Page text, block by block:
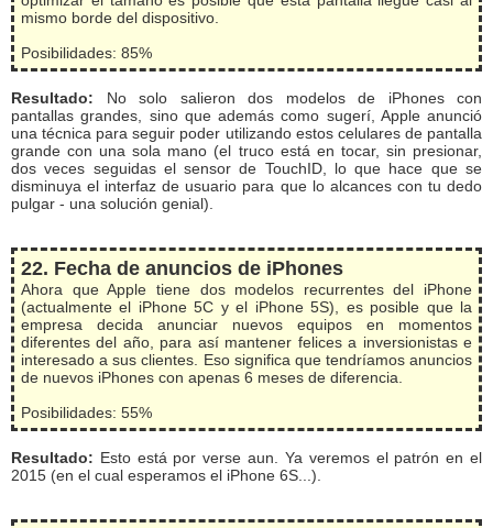
mismo borde del dispositivo.
Posibilidades: 85%
Resultado: No solo salieron dos modelos de iPhones con
pantallas grandes, sino que además como sugerí, Apple anunció
una técnica para seguir poder utilizando estos celulares de pantalla
grande con una sola mano (el truco está en tocar, sin presionar,
dos veces seguidas el sensor de TouchID, lo que hace que se
disminuya el interfaz de usuario para que lo alcances con tu dedo
pulgar - una solución genial).
22. Fecha de anuncios de iPhones
Ahora que Apple tiene dos modelos recurrentes del iPhone
(actualmente el iPhone 5C y el iPhone 5S), es posible que la
empresa decida anunciar nuevos equipos en momentos
diferentes del año, para así mantener felices a inversionistas e
interesado a sus clientes. Eso significa que tendríamos anuncios
de nuevos iPhones con apenas 6 meses de diferencia.
Posibilidades: 55%
Resultado: Esto está por verse aun. Ya veremos el patrón en el
2015 (en el cual esperamos el iPhone 6S...).